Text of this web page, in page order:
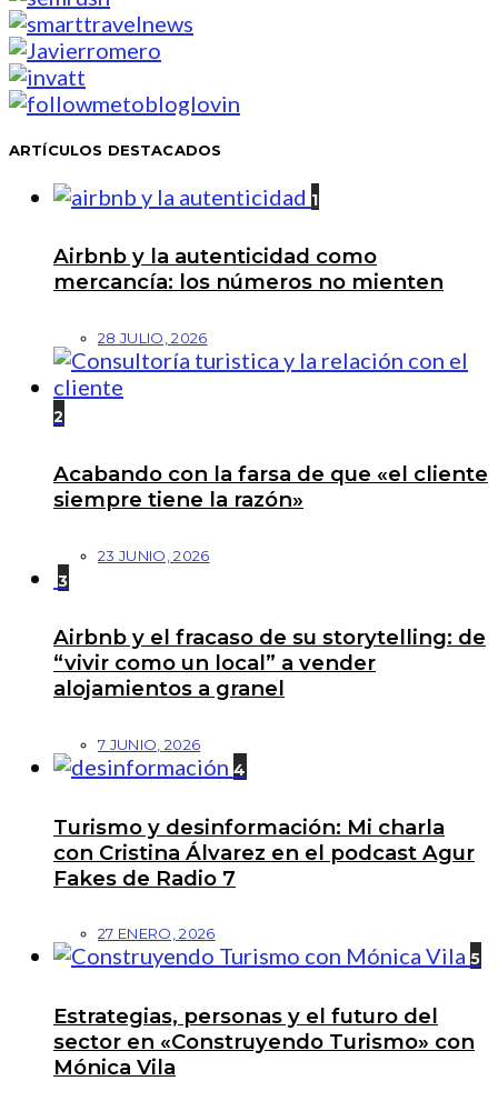
ARTÍCULOS DESTACADOS
1
Airbnb y la autenticidad como
mercancía: los números no mienten
28 JULIO, 2026
2
Acabando con la farsa de que «el cliente
siempre tiene la razón»
23 JUNIO, 2026
3
Airbnb y el fracaso de su storytelling: de
“vivir como un local” a vender
alojamientos a granel
7 JUNIO, 2026
4
Turismo y desinformación: Mi charla
con Cristina Álvarez en el podcast Agur
Fakes de Radio 7
27 ENERO, 2026
5
Estrategias, personas y el futuro del
sector en «Construyendo Turismo» con
Mónica Vila